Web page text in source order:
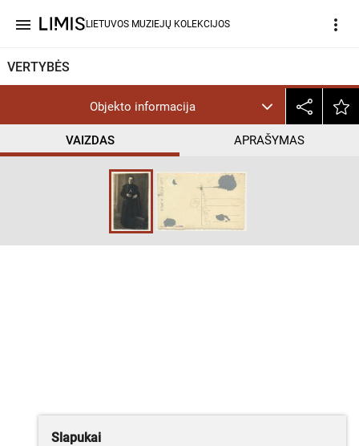
menu LIETUVOS MUZIEJŲ KOLEKCIJOS more_vert
VERTYBĖS
Objekto informacija
VAIZDAS APRAŠYMAS
InC help_outline
Slapukai